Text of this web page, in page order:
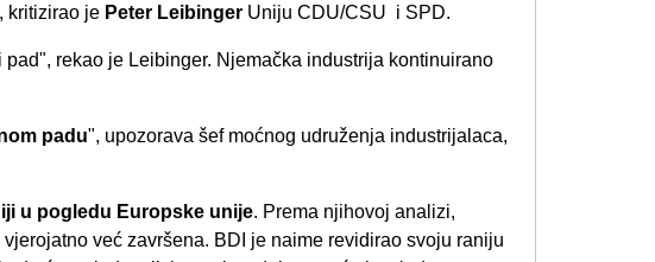
kritizirao je Peter Leibinger Uniju CDU/CSU i SPD.
rekao je Leibinger. Njemačka industrija kontinuirano
padu", upozorava šef moćnog udruženja industrijalaca,
u pogledu Europske unije. Prema njihovoj analizi,
već završena. BDI je naime revidirao svoju raniju